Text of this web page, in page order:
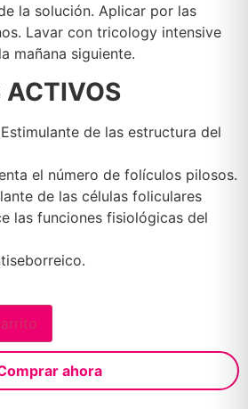
la solución. Aplicar por las
Lavar con tricology intensive
mañana siguiente.
ACTIVOS
de las estructura del
el número de folículos pilosos.
de las células foliculares
las funciones fisiológicas del
ahora